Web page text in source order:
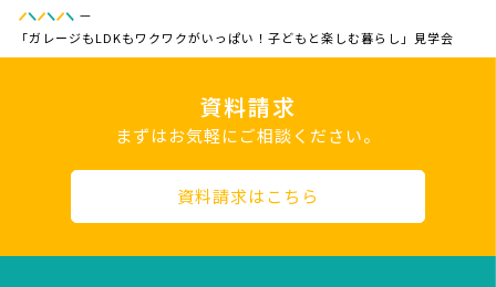
—
「ガレージもLDKもワクワクがいっぱい！子どもと楽しむ暮らし」見学会
資料請求
まずはお気軽にご相談ください。
資料請求はこちら